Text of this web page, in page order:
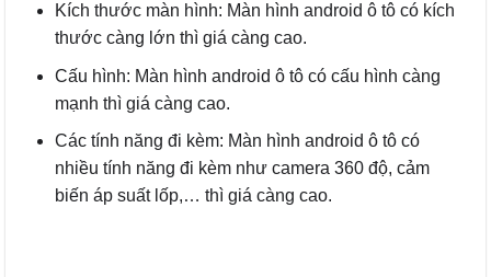
Kích thước màn hình: Màn hình android ô tô có kích
thước càng lớn thì giá càng cao.
Cấu hình: Màn hình android ô tô có cấu hình càng
mạnh thì giá càng cao.
Các tính năng đi kèm: Màn hình android ô tô có
nhiều tính năng đi kèm như camera 360 độ, cảm
biến áp suất lốp,… thì giá càng cao.